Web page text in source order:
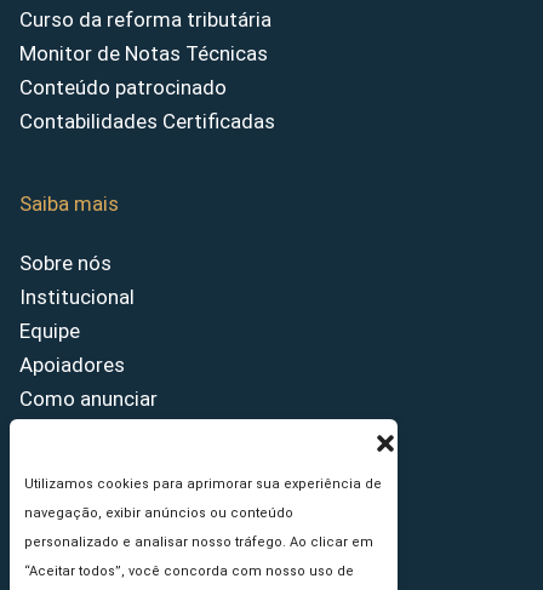
Utilizamos cookies para aprimorar sua experiência de
navegação, exibir anúncios ou conteúdo
personalizado e analisar nosso tráfego. Ao clicar em
“Aceitar todos”, você concorda com nosso uso de
Curso da reforma tributária
Monitor de Notas Técnicas
Conteúdo patrocinado
Contabilidades Certificadas
Saiba mais
Sobre nós
Institucional
Equipe
Apoiadores
Como anunciar
Princípios Editoriais